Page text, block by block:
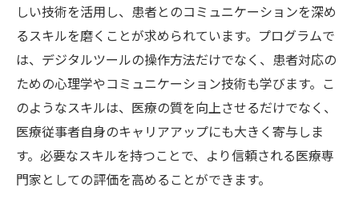
しい技術を活用し、患者とのコミュニケーションを深め
るスキルを磨くことが求められています。プログラムで
は、デジタルツールの操作方法だけでなく、患者対応の
ための心理学やコミュニケーション技術も学びます。こ
のようなスキルは、医療の質を向上させるだけでなく、
医療従事者自身のキャリアアップにも大きく寄与しま
す。必要なスキルを持つことで、より信頼される医療専
門家としての評価を高めることができます。